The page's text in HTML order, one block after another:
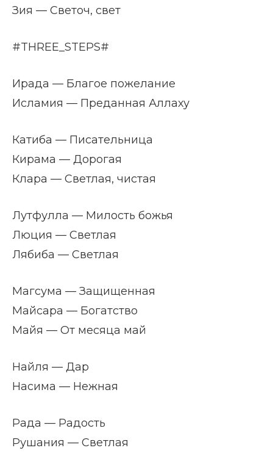
Зия — Светоч, свет
#THREE_STEPS#
Ирада — Благое пожелание
Исламия — Преданная Аллаху
Катиба — Писательница
Кирама — Дорогая
Клара — Светлая, чистая
Лутфулла — Милость божья
Люция — Светлая
Лябиба — Светлая
Магсума — Защищенная
Майсара — Богатство
Майя — От месяца май
Найля — Дар
Насима — Нежная
Рада — Радость
Рушания — Светлая